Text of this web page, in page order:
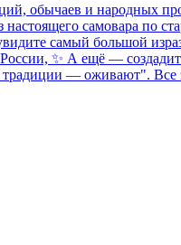
обычаев и народных
настоящего самовара по
самый большой
✨ А ещё —
а традиции — оживают".